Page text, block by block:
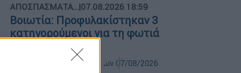
ΑΠΟΣΠΑΣΜΑΤΑ...|07.08.2026 18:59
Βοιωτία: Προφυλακίστηκαν 3
κατηγορούμενοι για τη φωτιά